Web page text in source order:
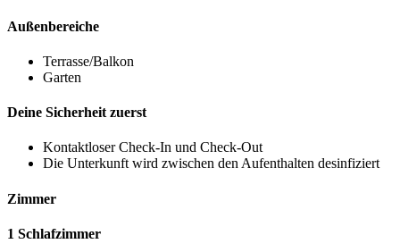
Außenbereiche
Terrasse/Balkon
Garten
Deine Sicherheit zuerst
Kontaktloser Check-In und Check-Out
Die Unterkunft wird zwischen den Aufenthalten desinfiziert
Zimmer
1 Schlafzimmer